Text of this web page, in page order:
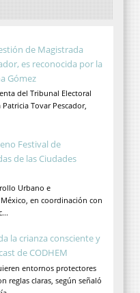
de Magistrada
es reconocida por la
Gómez
del Tribunal Electoral
Tovar Pescador,
Festival de
de las Ciudades
Urbano e
en coordinación con
la crianza consciente y
de CODHEM
entornos protectores
reglas claras, según señaló